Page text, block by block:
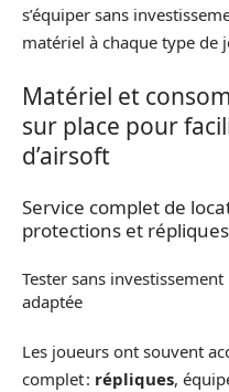
s’équiper sans
matériel à chaque type de
Matériel et
sur place pour
d’airsoft
Service complet de
protections et répliques
Tester sans
adaptée
Les joueurs ont souvent
complet : répliques,